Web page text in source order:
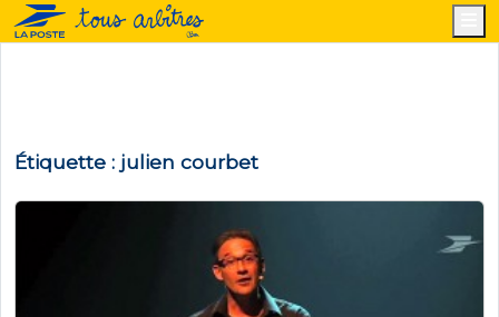
Étiquette : julien courbet